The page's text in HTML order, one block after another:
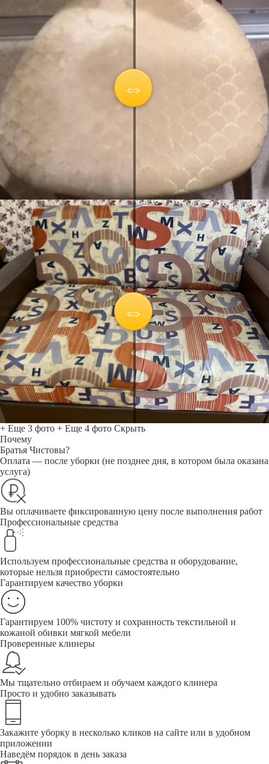
+ Еще 3 фото + Еще 4 фото Скрыть
Почему
Братья Чистовы?
Оплата — после уборки (не позднее дня, в котором была оказана
услуга)
Вы оплачиваете фиксированную цену после выполнения работ
Профессиональные средства
Используем профессиональные средства и оборудование,
которые нельзя приобрести самостоятельно
Гарантируем качество уборки
Гарантируем 100% чистоту и сохранность текстильной и
кожаной обивки мягкой мебели
Проверенные клинеры
Мы тщательно отбираем и обучаем каждого клинера
Просто и удобно заказывать
Закажите уборку в несколько кликов на сайте или в удобном
приложении
Наведём порядок в день заказа